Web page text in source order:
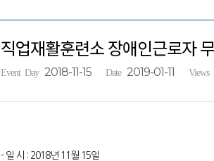
직업재활훈련소 장애인근로자
Event Day 2018-11-15 Date 2019-01-11 Views
- 일 시 : 2018년 11월 15일